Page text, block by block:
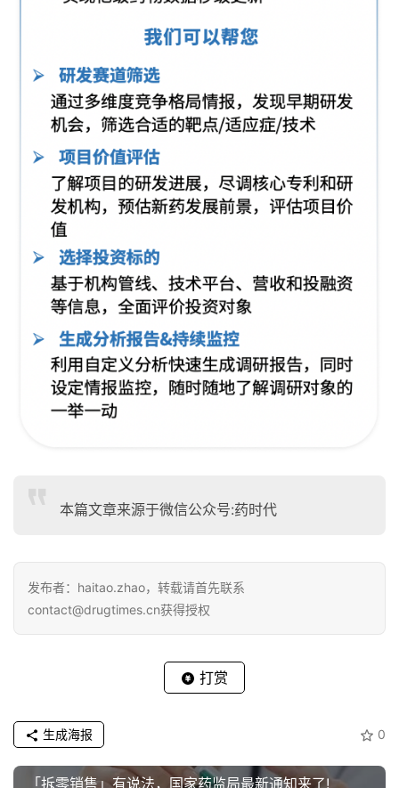
本篇文章来源于微信公众号:药时代
发布者：haitao.zhao，转载请首先联系
contact@drugtimes.cn获得授权
打赏
0
生成海报
「拆零销售」有说法，国家药监局最新通知来了!